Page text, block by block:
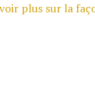
plus sur la